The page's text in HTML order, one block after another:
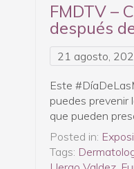
FMDTV –
después
21 agosto,
Este
puedes prevenir
que pueden
Posted in:
Tags: